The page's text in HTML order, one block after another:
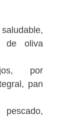
de oliva
por
pan